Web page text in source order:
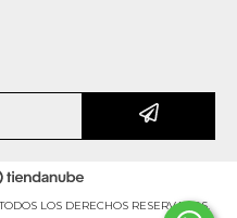
LOS DERECHOS RESERVADOS.